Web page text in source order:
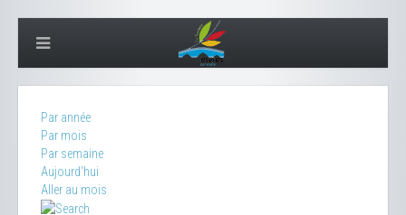
Par année
Par mois
Par semaine
Aujourd'hui
Aller au mois